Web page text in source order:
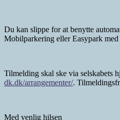
Du kan slippe for at benytte
Mobilparkering eller Easypark
Tilmelding skal ske via selskabets
dk.dk/arrangementer/.
Med venlig hilsen